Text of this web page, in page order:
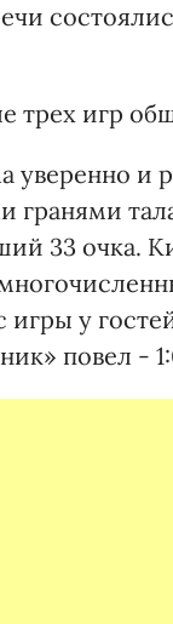
трех игр
уверенно и
гранями
33 очка.
игры у
повел -